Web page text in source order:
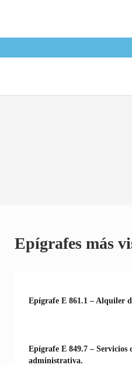
Epígrafes más
Epígrafe E 861.1 – Alquiler
Epígrafe E 849.7 – Servicios
administrativa.